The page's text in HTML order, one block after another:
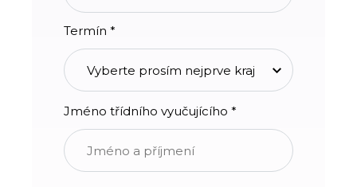
Termín *
Jméno třídního vyučujícího *